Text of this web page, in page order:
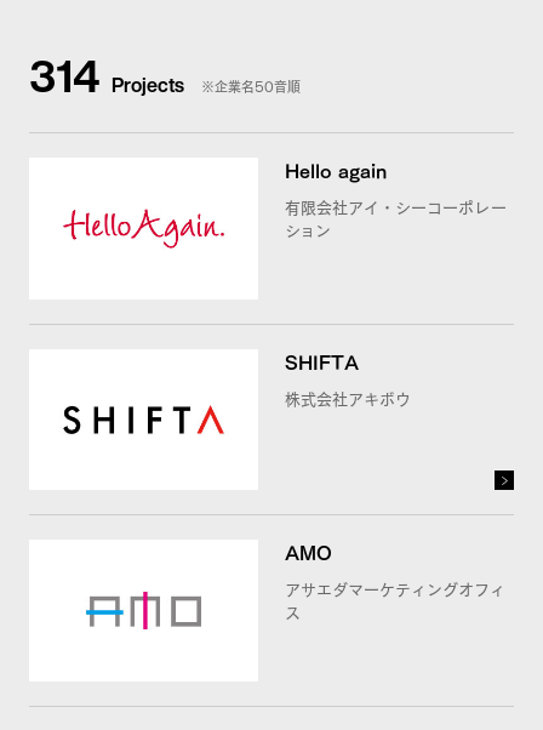
NEWS
314 Projects ※企業名50音順
Hello again
有限会社アイ・シーコーポレー
ション
SHIFTA
株式会社アキボウ
AMO
アサエダマーケティングオフィ
ス